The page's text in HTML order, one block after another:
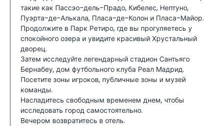
такие как Пассэо-дель-Прадо, Кибелес, Нептуно,
Пуэрта-де-Алькала, Пласа-де-Колон и Пласа-Майор.
Продолжите в Парк Ретиро, где вы прогуляетесь у
спокойного озера и увидите красивый Хрустальный
дворец.
Затем исследуйте легендарный стадион Сантьяго
Бернабеу, дом футбольного клуба Реал Мадрид.
Посетите зоны игроков, публичные зоны и музей
команды.
Насладитесь свободным временем днем, чтобы
исследовать город самостоятельно.
Вечером возвратитесь в отель.